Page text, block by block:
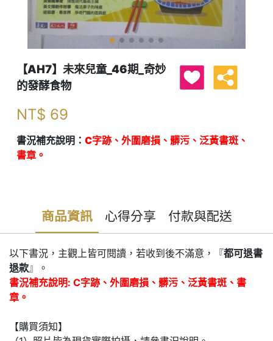
【AH7】未來兒童_46期_奇妙
的發酵食物
NT$ 69
書況補充說明： C字跡、外圍磨損、髒污、泛黃書斑、
書章。
商品資訊 心得分享 付款與配送
以下書況，主觀上皆可閱讀，若收到後不滿意，『都可退書
退款』。
書況補充說明: C字跡、外圍磨損、髒污、泛黃書斑、書
章。
【購買須知】